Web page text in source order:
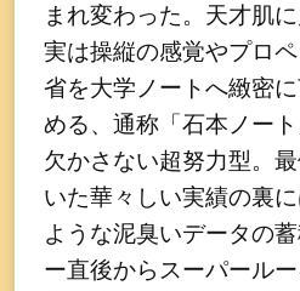
まれ変わった。天才肌
実は操縦の感覚やプロ
省を大学ノートへ緻密
める、通称「石本ノー
欠かさない超努力型。
いた華々しい実績の裏
ような泥臭いデータの
ー直後からスーパール